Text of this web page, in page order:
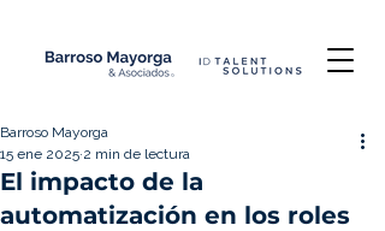
El impacto de la
automatización en los roles
Barroso Mayorga
15 ene 2025 2 min de lectura